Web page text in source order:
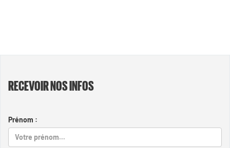
RECEVOIR NOS INFOS
Prénom :